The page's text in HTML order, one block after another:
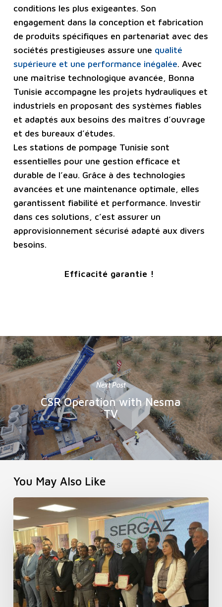
conditions les plus exigeantes. Son
engagement dans la conception et fabrication
de produits spécifiques en partenariat avec des
sociétés prestigieuses assure une qualité
supérieure et une performance inégalée. Avec
une maîtrise technologique avancée, Bonna
Tunisie accompagne les projets hydrauliques et
industriels en proposant des systèmes fiables
et adaptés aux besoins des maîtres d’ouvrage
et des bureaux d’études.
Les stations de pompage Tunisie sont
essentielles pour une gestion efficace et
durable de l’eau. Grâce à des technologies
avancées et une maintenance optimale, elles
garantissent fiabilité et performance. Investir
dans ces solutions, c’est assurer un
approvisionnement sécurisé adapté aux divers
besoins.
Efficacité garantie !
Next Post
CSR Operation with Nesma
TV
You May Also Like